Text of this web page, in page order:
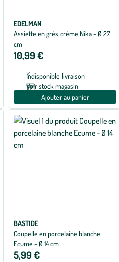
EDELMAN
Assiette en grès crème Nika - Ø 27
cm
10,99 €
Indisponible livraison
Voir stock magasin
Ajouter au panier
BASTIDE
Coupelle en porcelaine blanche
Ecume - Ø 14 cm
5,99 €